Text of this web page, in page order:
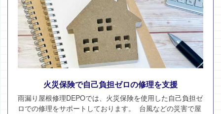
火災保険で自己負担ゼロの修理を支援
雨漏り屋根修理DEPOでは、火災保険を使用した自己負担ゼ
ロでの修理をサポートしております。 台風などの災害で屋